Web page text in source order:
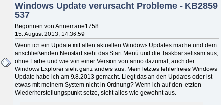
Windows Update verursacht Probleme - KB2859
537
Begonnen von Annemarie1758
15. August 2013, 14:36:59
Wenn ich ein Update mit allen aktuellen Windows Updates mache und dem
anschließenden Neustart sieht das Start Menü und die Taskbar seltsam aus,
ohne Farbe und wie von einer Version von anno dazumal, auch der
Windows Explorer sieht ganz anders aus. Mein letztes fehlerfreies Windows
Update habe ich am 9.8.2013 gemacht. Liegt das an den Updates oder ist
etwas mit meinem System nicht in Ordnung? Wenn ich auf den letzten
Wiederherstellungspunkt setze, sieht alles wie gewohnt aus.